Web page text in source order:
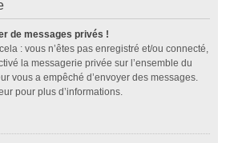
de messages privés !
: vous n’êtes pas enregistré et/ou connecté,
la messagerie privée sur l’ensemble du
vous a empêché d’envoyer des messages.
pour plus d’informations.